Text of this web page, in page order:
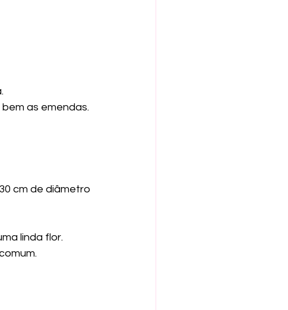
as emendas.
cm de diâmetro
linda flor.